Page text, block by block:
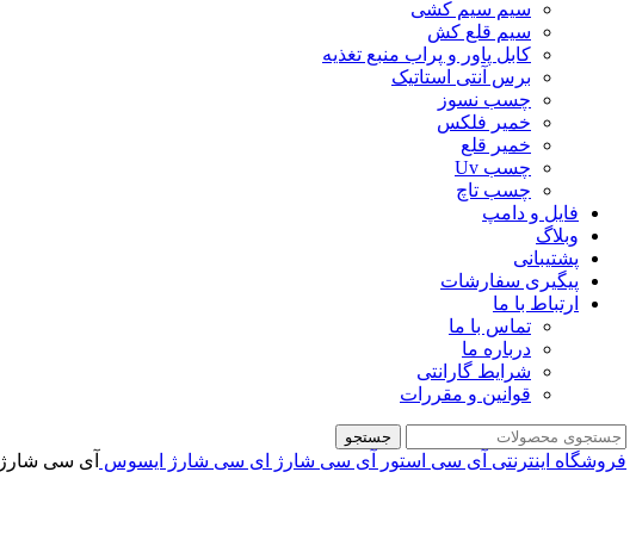
سیم سیم کشی
سیم قلع کش
کابل پاور و پراب منبع تغذیه
برس آنتی استاتیک
چسب نسوز
خمیر فلکس
خمیر قلع
چسب Uv
چسب تاچ
فایل و دامپ
وبلاگ
پشتیبانی
پیگیری سفارشات
ارتباط با ما
تماس با ما
درباره ما
شرایط گارانتی
قوانین و مقررات
جستجو
فروشگاه اینترنتی آی سی استور آی سی شارژ ای سی شارژ ایسوس آی سی شارژ 358s-2122